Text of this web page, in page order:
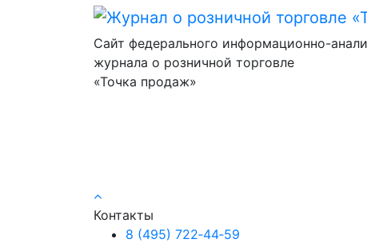
Сайт федерального информационно-
журнала о розничной торговле
«Точка продаж»
Контакты
8 (495) 722‑44‑59